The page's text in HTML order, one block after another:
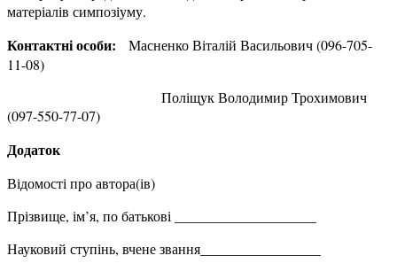
матеріалів симпозіуму.
Контактні особи: Масненко Віталій Васильович (096-705-
11-08)
Поліщук Володимир Трохимович
(097-550-77-07)
Додаток
Відомості про автора(ів)
Прізвище, ім’я, по батькові ____________________
Науковий ступінь, вчене звання_________________